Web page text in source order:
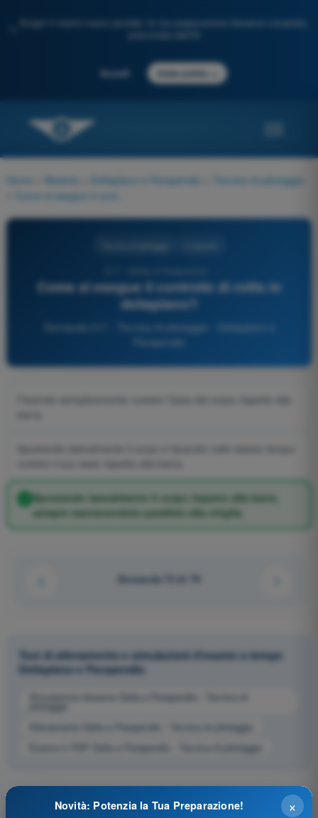
Scopri il nostro nuovo portale: la tua preparazione d'esame completa,
Accedi Inizia subito
Home Materie Deltaplano e Parapendio
Tecnica di pilotaggio
Come si esegue il controllo di rollio in
deltaplano?
Domanda 217 - Tecnica di pilotaggio - Deltaplano e
Spostando lateralmente il corpo rispetto alla barra,
sempre mantenendolo parallelo alla chiglia.
Domanda 72 di 79
Test di allenamento e simulazioni d'esame a tempo
Deltaplano e Parapendio
Simulazione d'esame Delta e Parapendio - Tecnica di
Allenamento Delta e Parapendio - Tecnica di pilotaggio
Esame in PDF Delta e Parapendio - Tecnica di pilotaggio
×
Novità: Potenzia la Tua Preparazione!